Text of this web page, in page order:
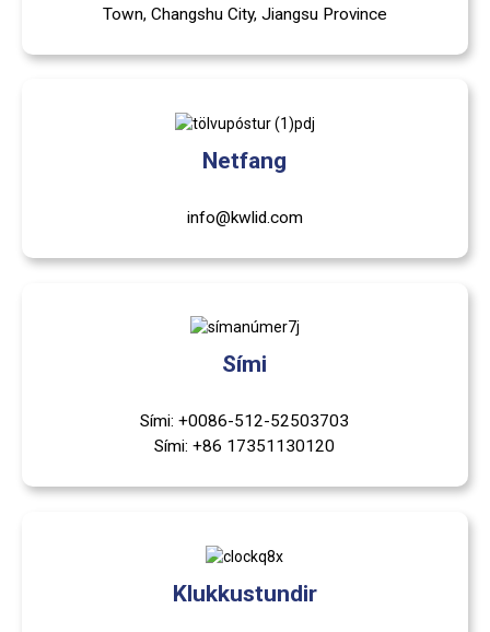
Town, Changshu City, Jiangsu Province
Netfang
info@kwlid.com
Sími
Sími: +0086-512-52503703
Sími: +86 17351130120
Klukkustundir